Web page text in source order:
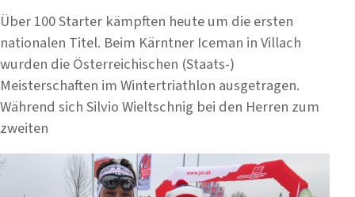
Über 100 Starter kämpften heute um die ersten
nationalen Titel. Beim Kärntner Iceman in Villach
wurden die Österreichischen (Staats-)
Meisterschaften im Wintertriathlon ausgetragen.
Während sich Silvio Wieltschnig bei den Herren zum
zweiten